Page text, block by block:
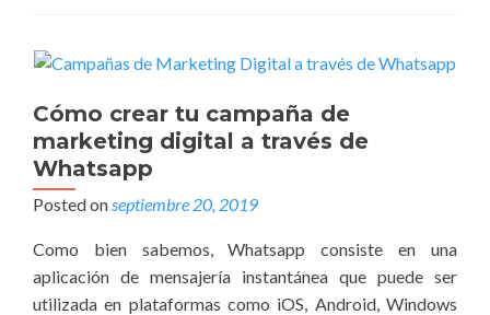
Cómo crear tu campaña de
marketing digital a través de
Whatsapp
Posted onseptiembre 20, 2019
Como bien sabemos, Whatsapp consiste en una
aplicación de mensajería instantánea que puede ser
utilizada en plataformas como iOS, Android, Windows